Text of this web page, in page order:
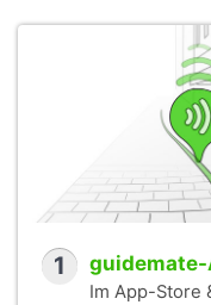
1
Im App-Store